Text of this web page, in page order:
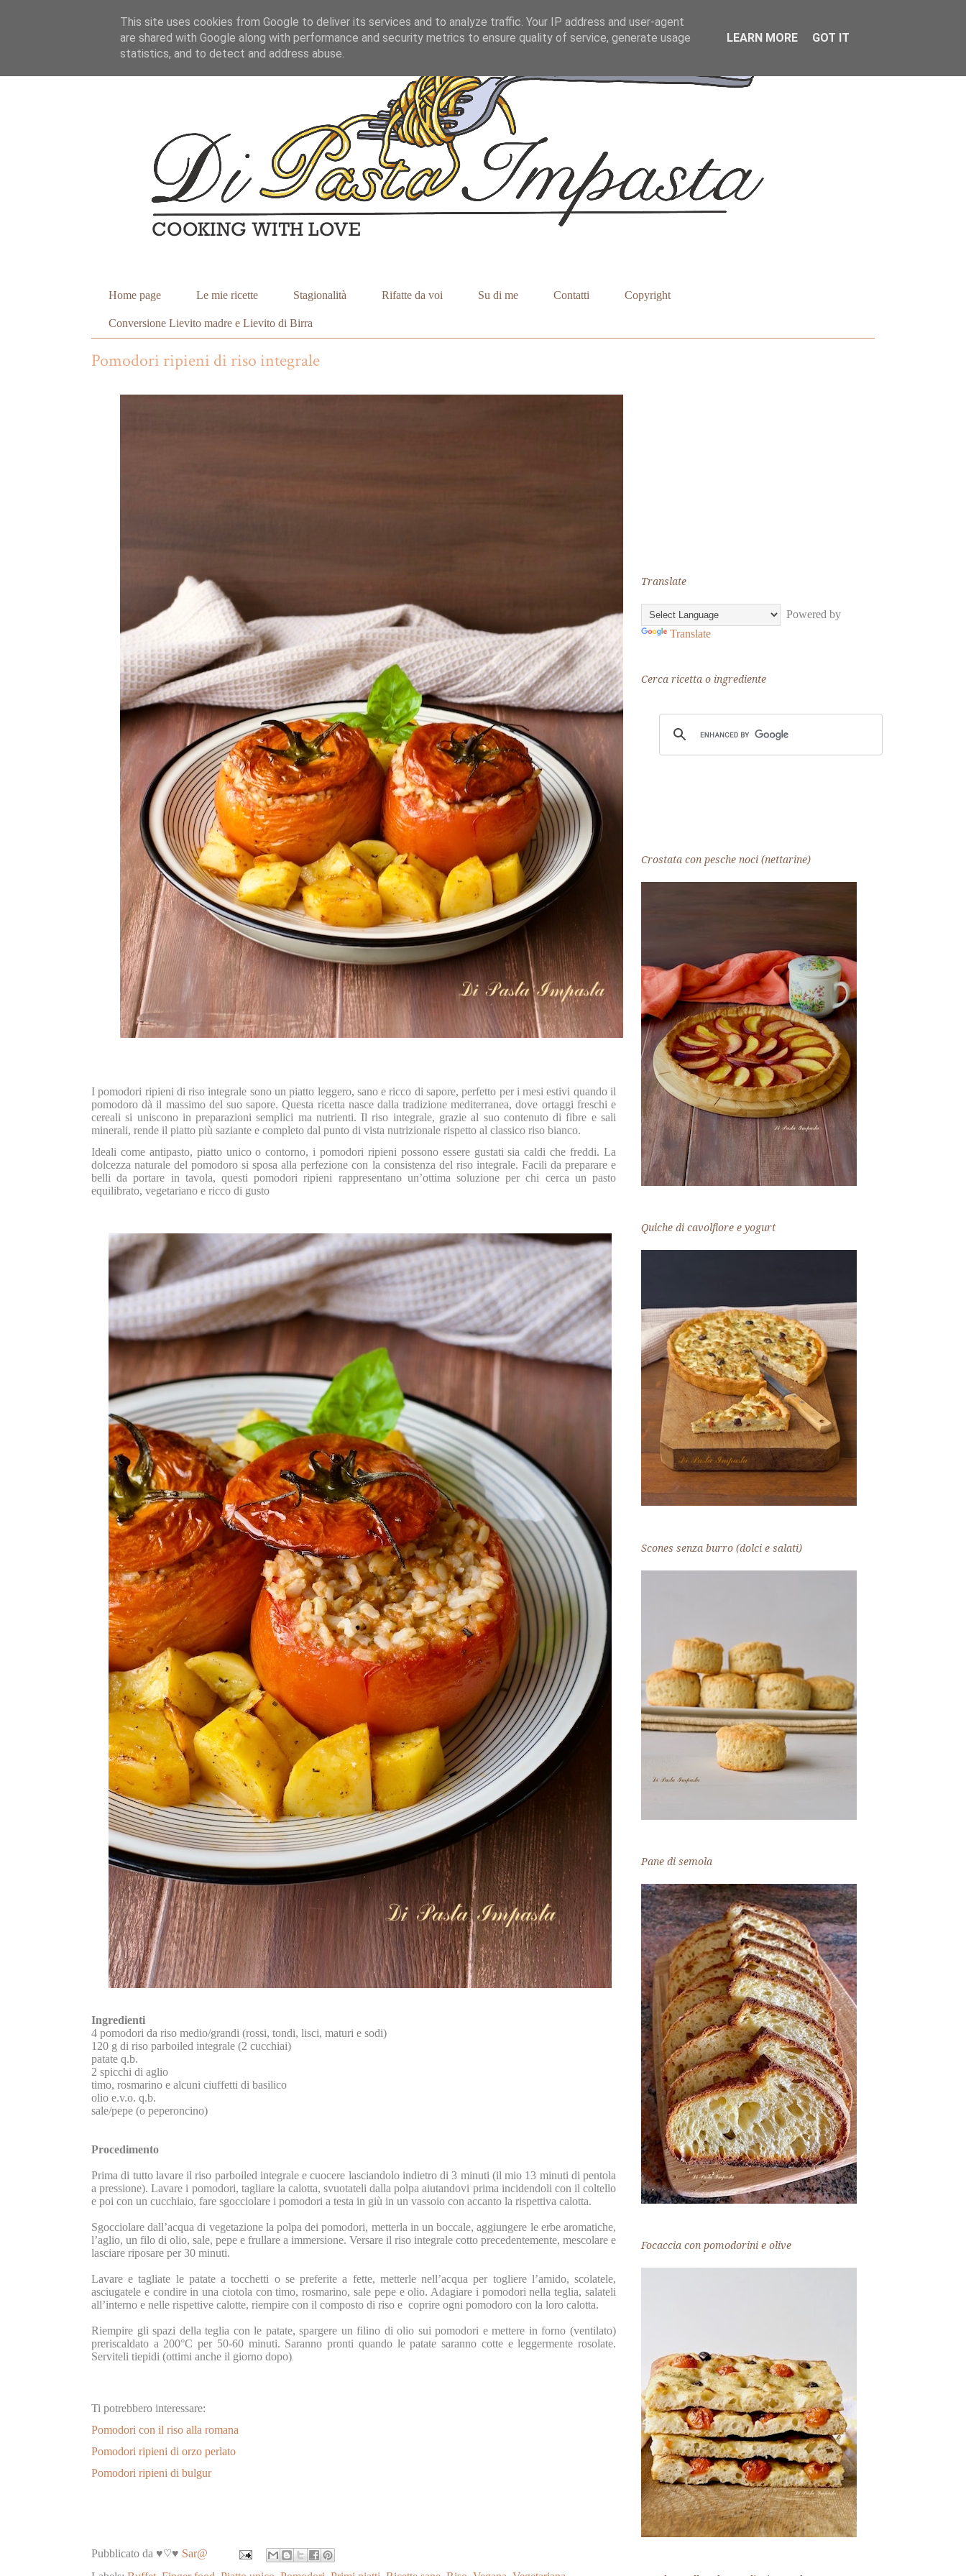
Home page Le mie ricette Stagionalità Rifatte da voi Su di me Contatti Copyright
Conversione Lievito madre e Lievito di Birra
Pomodori ripieni di riso integrale
I pomodori ripieni di riso integrale sono un piatto leggero, sano e ricco di sapore, perfetto per i mesi estivi quando il
pomodoro dà il massimo del suo sapore. Questa ricetta nasce dalla tradizione mediterranea, dove ortaggi freschi e
cereali si uniscono in preparazioni semplici ma nutrienti. Il riso integrale, grazie al suo contenuto di fibre e sali
minerali, rende il piatto più saziante e completo dal punto di vista nutrizionale rispetto al classico riso bianco.
Ideali come antipasto, piatto unico o contorno, i pomodori ripieni possono essere gustati sia caldi che freddi. La
dolcezza naturale del pomodoro si sposa alla perfezione con la consistenza del riso integrale. Facili da preparare e
belli da portare in tavola, questi pomodori ripieni rappresentano un’ottima soluzione per chi cerca un pasto
equilibrato, vegetariano e ricco di gusto
Ingredienti
4 pomodori da riso medio/grandi (rossi, tondi, lisci, maturi e sodi)
120 g di riso parboiled integrale (2 cucchiai)
patate q.b.
2 spicchi di aglio
timo, rosmarino e alcuni ciuffetti di basilico
olio e.v.o. q.b.
sale/pepe (o peperoncino)
Procedimento
Prima di tutto lavare il riso parboiled integrale e cuocere lasciandolo indietro di 3 minuti (il mio 13 minuti di pentola
a pressione). Lavare i pomodori, tagliare la calotta, svuotateli dalla polpa aiutandovi prima incidendoli con il coltello
e poi con un cucchiaio, fare sgocciolare i pomodori a testa in giù in un vassoio con accanto la rispettiva calotta.
Sgocciolare dall’acqua di vegetazione la polpa dei pomodori, metterla in un boccale, aggiungere le erbe aromatiche,
l’aglio, un filo di olio, sale, pepe e frullare a immersione. Versare il riso integrale cotto precedentemente, mescolare e
lasciare riposare per 30 minuti.
Lavare e tagliate le patate a tocchetti o se preferite a fette, metterle nell’acqua per togliere l’amido, scolatele,
asciugatele e condire in una ciotola con timo, rosmarino, sale pepe e olio. Adagiare i pomodori nella teglia, salateli
all’interno e nelle rispettive calotte, riempire con il composto di riso e coprire ogni pomodoro con la loro calotta.
Riempire gli spazi della teglia con le patate, spargere un filino di olio sui pomodori e mettere in forno (ventilato)
preriscaldato a 200°C per 50-60 minuti. Saranno pronti quando le patate saranno cotte e leggermente rosolate.
Serviteli tiepidi (ottimi anche il giorno dopo)
Ti potrebbero interessare:
Pomodori con il riso alla romana
Pomodori ripieni di orzo perlato
Pomodori ripieni di bulgur
Pubblicato da ♥♡♥ Sar@
Translate
Powered by
Translate
Cerca ricetta o ingrediente
Crostata con pesche noci (nettarine)
Quiche di cavolfiore e yogurt
Scones senza burro (dolci e salati)
Pane di semola
Focaccia con pomodorini e olive
This site uses cookies from Google to deliver its services and to analyze traffic. Your IP address and user-agent
are shared with Google along with performance and security metrics to ensure quality of service, generate usage
statistics, and to detect and address abuse.
LEARN MORE GOT IT